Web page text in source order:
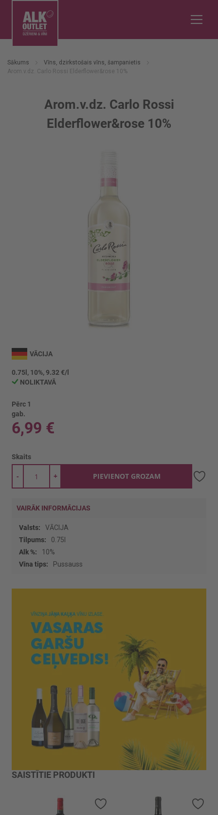
Sākums
Vīns, dzirkstošais vīns, šampanietis
Arom.v.dz. Carlo Rossi Elderflower&rose 10%
Arom.v.dz. Carlo Rossi
Elderflower&rose 10%
uz
galerijas
sākumu
VĀCIJA
0.75l, 10%, 9.32 €/l
NOLIKTAVĀ
Pērc 1
gab.
6,99 €
Skaits
+
- PIEVIENOT GROZAM
VAIRĀK INFORMĀCIJAS
Vairāk
informācijas
VĀCIJA
0.75l
10%
Pussauss
SAISTĪTIE PRODUKTI
Pievienot vēlmju sarakstam